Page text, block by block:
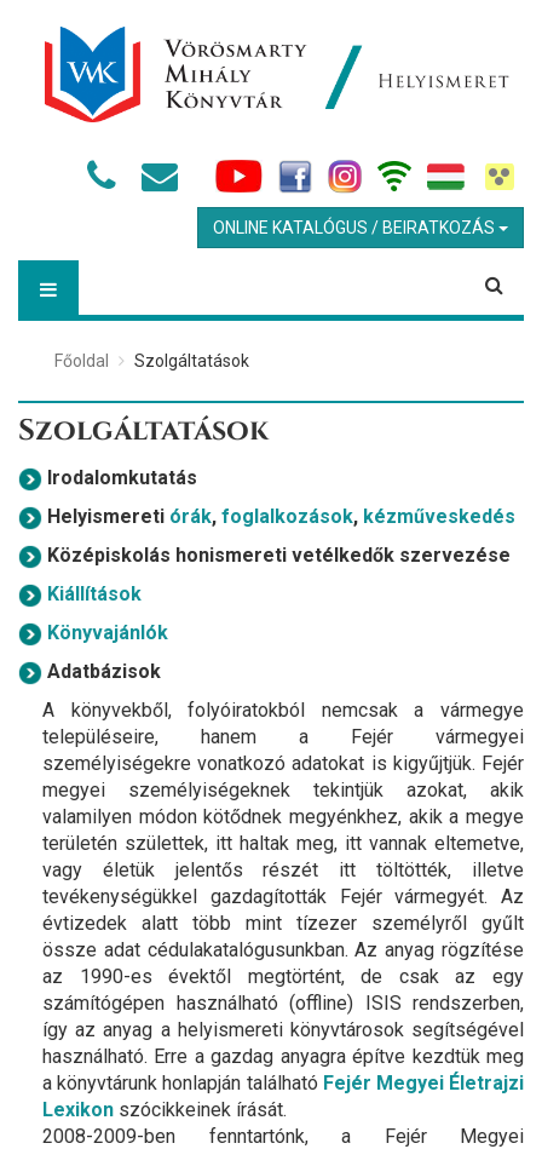
ONLINE KATALÓGUS / BEIRATKOZÁS
Főoldal Szolgáltatások
Szolgáltatások
Irodalomkutatás
Helyismereti órák, foglalkozások, kézműveskedés
Középiskolás honismereti vetélkedők szervezése
Kiállítások
Könyvajánlók
Adatbázisok
A könyvekből, folyóiratokból nemcsak a vármegye
településeire, hanem a Fejér vármegyei
személyiségekre vonatkozó adatokat is kigyűjtjük. Fejér
megyei személyiségeknek tekintjük azokat, akik
valamilyen módon kötődnek megyénkhez, akik a megye
területén születtek, itt haltak meg, itt vannak eltemetve,
vagy életük jelentős részét itt töltötték, illetve
tevékenységükkel gazdagították Fejér vármegyét. Az
évtizedek alatt több mint tízezer személyről gyűlt
össze adat cédulakatalógusunkban. Az anyag rögzítése
az 1990-es évektől megtörtént, de csak az egy
számítógépen használható (offline) ISIS rendszerben,
így az anyag a helyismereti könyvtárosok segítségével
használható. Erre a gazdag anyagra építve kezdtük meg
a könyvtárunk honlapján található Fejér Megyei Életrajzi
Lexikon szócikkeinek írását.
2008-2009-ben fenntartónk, a Fejér Megyei